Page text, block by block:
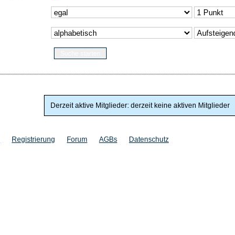
Derzeit aktive Mitglieder: derzeit keine aktiven Mitglieder
Registrierung Forum AGBs Datenschutz